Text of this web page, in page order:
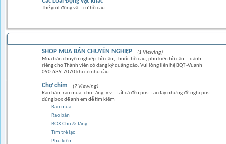
Thế giới động vật trừ bồ câu
SHOP MUA BÁN CHUYÊN NGHIỆP
(1 Viewing)
Mua bán chuyên nghiệp: bồ câu, thuốc bồ câu, phụ kiện bồ câu... dành
riêng cho Thành viên có đăng ký quảng cáo. Vui lòng liên hệ BQT -Vuanh
090.639.7070 khi có nhu cầu.
Chợ chim
(7 Viewing)
Rao bán, rao mua, cho tặng, v.v... tất cả đều post tại đây nhưng đề nghị post
đúng box để anh em dễ tìm kiếm
Rao mua
Rao bán
BOX Cho & Tặng
Tìm trẻ lạc
Phụ kiện